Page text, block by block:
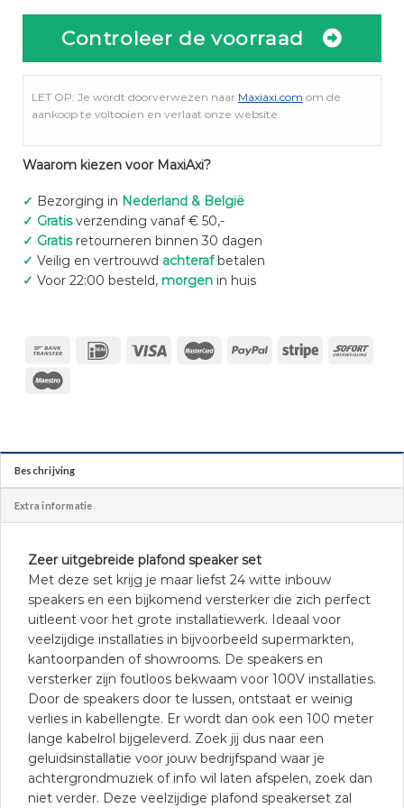
Controleer de voorraad
LET OP: Je wordt doorverwezen naar Maxiaxi.com om de
aankoop te voltooien en verlaat onze website.
Waarom kiezen voor MaxiAxi?
✓ Bezorging in Nederland & België
✓ Gratisverzending vanaf € 50,-
✓ Gratisretourneren binnen 30 dagen
✓ Veilig en vertrouwd achterafbetalen
✓ Voor 22:00 besteld, morgenin huis
Beschrijving
Extra informatie
Zeer uitgebreide plafond speaker set
Met deze set krijg je maar liefst 24 witte inbouw
speakers en een bijkomend versterker die zich perfect
uitleent voor het grote installatiewerk. Ideaal voor
veelzijdige installaties in bijvoorbeeld supermarkten,
kantoorpanden of showrooms. De speakers en
versterker zijn foutloos bekwaam voor 100V installaties.
Door de speakers door te lussen, ontstaat er weinig
verlies in kabellengte. Er wordt dan ook een 100 meter
lange kabelrol bijgeleverd. Zoek jij dus naar een
geluidsinstallatie voor jouw bedrijfspand waar je
achtergrondmuziek of info wil laten afspelen, zoek dan
niet verder. Deze veelzijdige plafond speakerset zal